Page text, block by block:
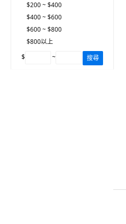
$200 ~ $400
$400 ~ $600
$600 ~ $800
$800以上
$
~ 搜尋